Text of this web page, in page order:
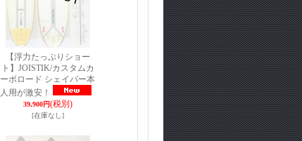
【浮力たっぷりショー
ト】JOISTIK/カスタムカ
ーボロード シェイパー本
人用が激安！
39,900円(税別)
[在庫なし]